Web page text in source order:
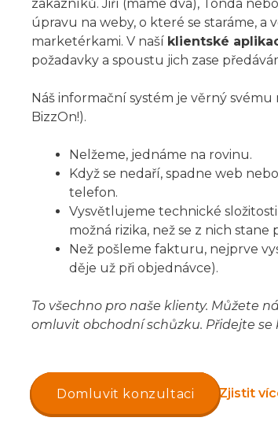
zákazníků. Jiří (máme dva), Tonda
úpravu na weby, o které se staráme, a
marketérkami. V naší klientské
požadavky a spoustu jich zase
Náš informační systém je věrný
BizzOn!).
Nelžeme, jednáme na rovinu.
Když se nedaří, spadne web
telefon.
Vysvětlujeme technické
možná rizika, než se z nich stane
Než pošleme fakturu, nejprve
děje už při objednávce).
To všechno pro naše klienty. Můžete
omluvit obchodní schůzku. Přidejte se
Domluvit konzultaci Zjistit